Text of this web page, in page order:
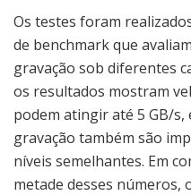
Os testes foram
de benchmark que
gravação sob diferentes
os resultados mostram
podem atingir até 5 GB/s,
gravação também são
níveis semelhantes. Em
metade desses números,